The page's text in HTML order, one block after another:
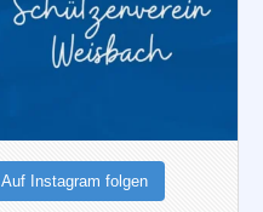
Auf Instagram folgen